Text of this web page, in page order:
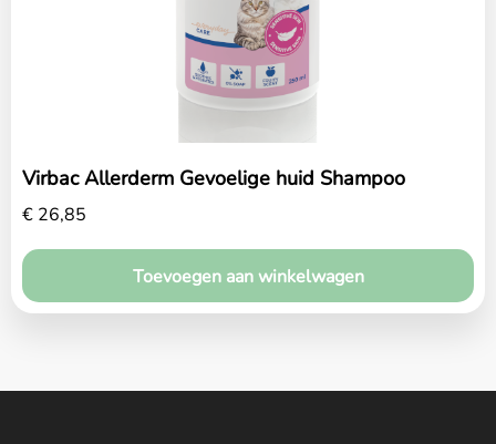
Over ons
Diensten
Amana Zorgplan
Blog
Maak een afspraak
Virbac Allerderm Gevoelige huid Shampoo
€ 26,85
Toevoegen aan winkelwagen